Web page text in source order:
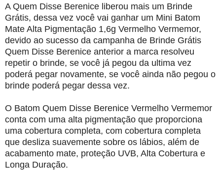
A Quem Disse Berenice liberou mais um Brinde
Grátis, dessa vez você vai ganhar um Mini Batom
Mate Alta Pigmentação 1,6g Vermelho Vermemor,
devido ao sucesso da campanha de Brinde Grátis
Quem Disse Berenice anterior a marca resolveu
repetir o brinde, se você já pegou da ultima vez
poderá pegar novamente, se você ainda não pegou o
brinde poderá pegar dessa vez.
O Batom Quem Disse Berenice Vermelho Vermemor
conta com uma alta pigmentação que proporciona
uma cobertura completa, com cobertura completa
que desliza suavemente sobre os lábios, além de
acabamento mate, proteção UVB, Alta Cobertura e
Longa Duração.